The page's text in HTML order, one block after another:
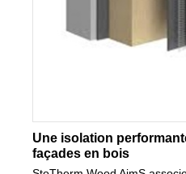
Une isolation
façades en bois